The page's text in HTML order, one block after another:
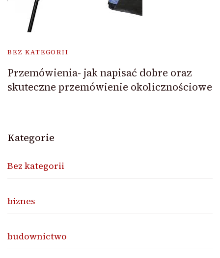
BEZ KATEGORII
Przemówienia- jak napisać dobre oraz
skuteczne przemówienie okolicznościowe
Kategorie
Bez kategorii
biznes
budownictwo